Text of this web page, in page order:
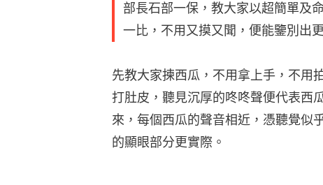
部長石部一保，教大家以超簡單及
一比，不用又摸又聞，便能鑒別出
先教大家揀西瓜，不用拿上手，不用
打肚皮，聽見沉厚的咚咚聲便代表西
來，每個西瓜的聲音相近，憑聽覺似
的顯眼部分更實際。